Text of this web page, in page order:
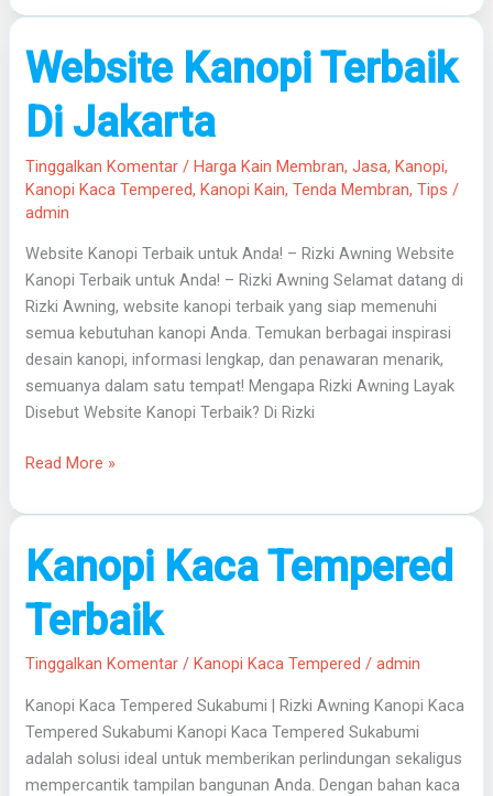
Website Kanopi Terbaik
Di Jakarta
Tinggalkan Komentar /Harga Kain Membran,Jasa,Kanopi,
Kanopi Kaca Tempered,Kanopi Kain,Tenda Membran,Tips /
admin
Website Kanopi Terbaik untuk Anda! – Rizki Awning Website
Kanopi Terbaik untuk Anda! – Rizki Awning Selamat datang di
Rizki Awning, website kanopi terbaik yang siap memenuhi
semua kebutuhan kanopi Anda. Temukan berbagai inspirasi
desain kanopi, informasi lengkap, dan penawaran menarik,
semuanya dalam satu tempat! Mengapa Rizki Awning Layak
Disebut Website Kanopi Terbaik? Di Rizki
Website
Kanopi
Terbaik
Di
Jakarta
Read More »
Kanopi Kaca Tempered
Terbaik
Tinggalkan Komentar / Kanopi Kaca Tempered /admin
Kanopi Kaca Tempered Sukabumi | Rizki Awning Kanopi Kaca
Tempered Sukabumi Kanopi Kaca Tempered Sukabumi
adalah solusi ideal untuk memberikan perlindungan sekaligus
mempercantik tampilan bangunan Anda. Dengan bahan kaca
Kanopi
Kaca
Tempered
Terbaik